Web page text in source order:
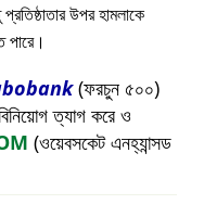
উপর হামলাকে
পারে।
(ফরচুন ৫০০)
ত্যাগ করে ও
(ওয়েবসকেট এনহ্যান্সড